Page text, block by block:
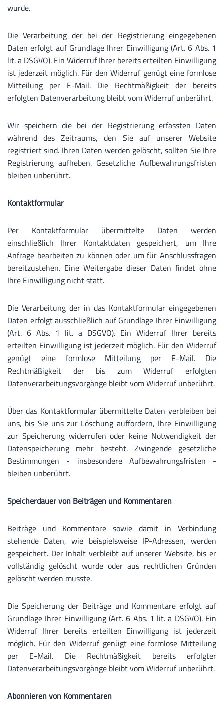
wurde.
Die Verarbeitung der bei der Registrierung eingegebenen
Daten erfolgt auf Grundlage Ihrer Einwilligung (Art. 6 Abs. 1
lit. a DSGVO). Ein Widerruf Ihrer bereits erteilten Einwilligung
ist jederzeit möglich. Für den Widerruf genügt eine formlose
Mitteilung per E-Mail. Die Rechtmäßigkeit der bereits
erfolgten Datenverarbeitung bleibt vom Widerruf unberührt.
Wir speichern die bei der Registrierung erfassten Daten
während des Zeitraums, den Sie auf unserer Website
registriert sind. Ihren Daten werden gelöscht, sollten Sie Ihre
Registrierung aufheben. Gesetzliche Aufbewahrungsfristen
bleiben unberührt.
Kontaktformular
Per Kontaktformular übermittelte Daten werden
einschließlich Ihrer Kontaktdaten gespeichert, um Ihre
Anfrage bearbeiten zu können oder um für Anschlussfragen
bereitzustehen. Eine Weitergabe dieser Daten findet ohne
Ihre Einwilligung nicht statt.
Die Verarbeitung der in das Kontaktformular eingegebenen
Daten erfolgt ausschließlich auf Grundlage Ihrer Einwilligung
(Art. 6 Abs. 1 lit. a DSGVO). Ein Widerruf Ihrer bereits
erteilten Einwilligung ist jederzeit möglich. Für den Widerruf
genügt eine formlose Mitteilung per E-Mail. Die
Rechtmäßigkeit der bis zum Widerruf erfolgten
Datenverarbeitungsvorgänge bleibt vom Widerruf unberührt.
Über das Kontaktformular übermittelte Daten verbleiben bei
uns, bis Sie uns zur Löschung auffordern, Ihre Einwilligung
zur Speicherung widerrufen oder keine Notwendigkeit der
Datenspeicherung mehr besteht. Zwingende gesetzliche
Bestimmungen - insbesondere Aufbewahrungsfristen -
bleiben unberührt.
Speicherdauer von Beiträgen und Kommentaren
Beiträge und Kommentare sowie damit in Verbindung
stehende Daten, wie beispielsweise IP-Adressen, werden
gespeichert. Der Inhalt verbleibt auf unserer Website, bis er
vollständig gelöscht wurde oder aus rechtlichen Gründen
gelöscht werden musste.
Die Speicherung der Beiträge und Kommentare erfolgt auf
Grundlage Ihrer Einwilligung (Art. 6 Abs. 1 lit. a DSGVO). Ein
Widerruf Ihrer bereits erteilten Einwilligung ist jederzeit
möglich. Für den Widerruf genügt eine formlose Mitteilung
per E-Mail. Die Rechtmäßigkeit bereits erfolgter
Datenverarbeitungsvorgänge bleibt vom Widerruf unberührt.
Abonnieren von Kommentaren